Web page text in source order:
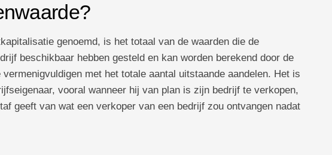
genoemd, is het totaal van de waarden die de
beschikbaar hebben gesteld en kan worden berekend door de
met het totale aantal uitstaande aandelen. Het is
vooral wanneer hij van plan is zijn bedrijf te verkopen,
geeft van wat een verkoper van een bedrijf zou ontvangen nadat